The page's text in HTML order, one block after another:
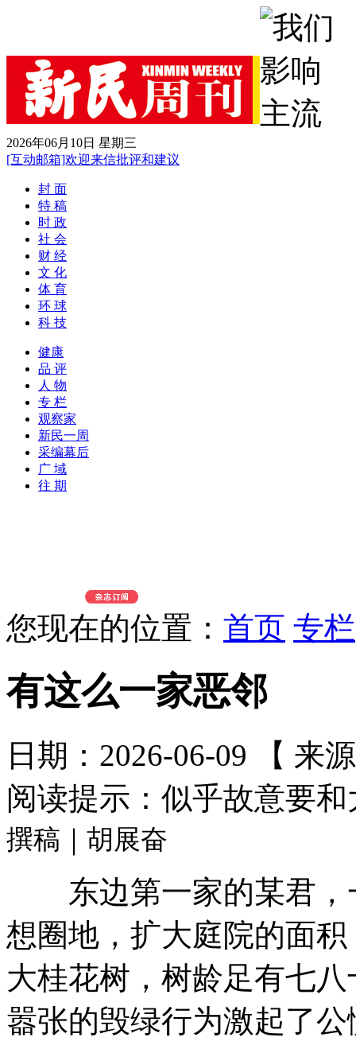
2026年06月10日 星期三
[互动邮箱]欢迎来信批评和建议
封 面
特 稿
时 政
社 会
财 经
文 化
体 育
环 球
科 技
健康
品 评
人 物
专 栏
观察家
新民一周
采编幕后
广 域
往 期
您现在的位置： 首页 专栏
有这么一家恶邻
日期：2026-06-09 【 来
阅读提示：似乎故意要
撰稿｜胡展奋
东边第一家的某君，
想圈地，扩大庭院的面
大桂花树，树龄足有七
嚣张的毁绿行为激起了